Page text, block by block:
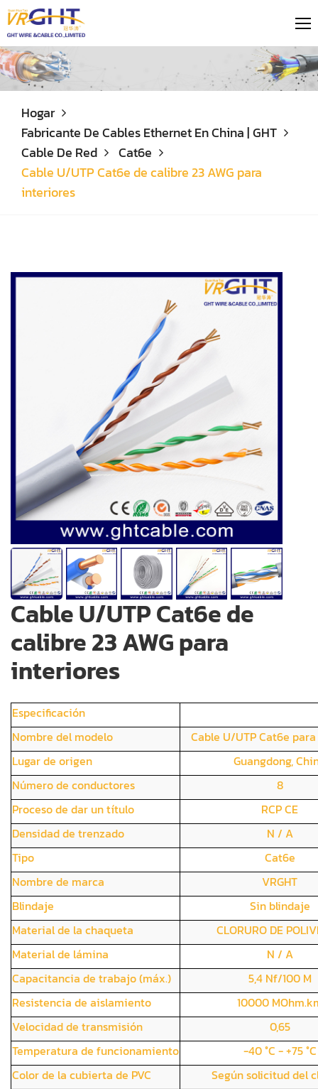
Hogar
Fabricante De Cables Ethernet En China | GHT
Cable De Red
Cat6e
Cable U/UTP Cat6e de calibre 23 AWG para
interiores
Cable U/UTP Cat6e de
calibre 23 AWG para
interiores
Especificación
Nombre del modelo
Cable U/UTP Cat6e
Lugar de origen
Guangdong,
Número de conductores
8
Proceso de dar un título
RCP CE
Densidad de trenzado
N / A
Tipo
Cat6e
Nombre de marca
VRGHT
Blindaje
Sin blindaje
Material de la chaqueta
CLORURO DE
Material de lámina
N / A
Capacitancia de trabajo (máx.)
5,4 Nf/100 M
Resistencia de aislamiento
10000
Velocidad de transmisión
0,65
Temperatura de funcionamiento
-40 °C - +75 °C
Color de la cubierta de PVC
Según solicitud del